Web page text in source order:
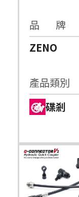
品 牌
ZENO
產品類別
碟剎